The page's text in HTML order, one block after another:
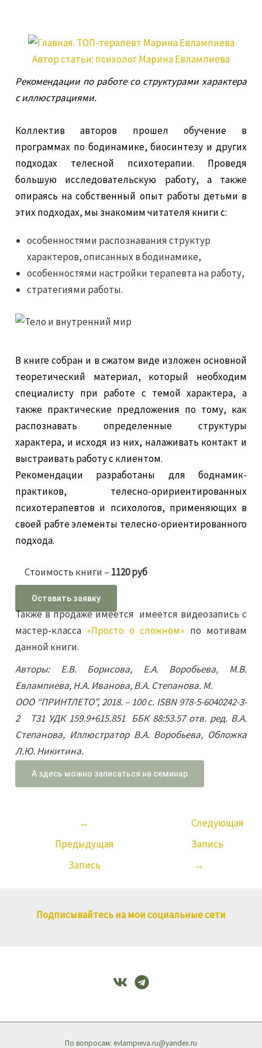
Автор статьи: психолог Марина Евлампиева
Рекомендации по работе со структурами характера
с иллюстрациями.
Коллектив авторов прошел обучение в
программах по бодинамике, биосинтезу и других
подходах телесной психотерапии. Проведя
большую исследовательскую работу, а также
опираясь на собственный опыт работы детьми в
этих подходах, мы знакомим читателя книги с:
особенностями распознавания структур
характеров, описанных в бодинамике,
особенностями настройки терапевта на работу,
стратегиями работы.
В книге собран и в сжатом виде изложен основной
теоретический материал, который необходим
специалисту при работе с темой характера, а
также практические предложения по тому, как
распознавать определенные структуры
характера, и исходя из них, налаживать контакт и
выстраивать работу с клиентом.
Рекомендации разработаны для боднамик-
практиков, телесно-оририентированных
психотерапевтов и психологов, применяющих в
своей рабте элементы телесно-ориентированного
подхода.
Стоимость книги – 1120 руб
Оставить заявку
Также в продаже имеется имеется видеозапись с
мастер-класса «Просто о сложном» по мотивам
данной книги.
Авторы: Е.В. Борисова, Е.А. Воробьева, М.В.
Евлампиева, Н.А. Иванова, В.А. Степанова. М.
ООО “ПРИНТЛЕТО”, 2018. – 100 с. ISBN 978-5-6040242-3-
2 Т31 УДК 159.9+615.851 ББК 88:53.57 отв. ред. В.А.
Степанова, Иллюстратор В.А. Воробьева, Обложка
Л.Ю. Никитина.
А здесь можно записаться на семинар
←
Предыдущая
Запись
Следующая
Запись
→
Подписывайтесь на мои социальные сети
По вопросам: evlampieva.ru@yandex.ru